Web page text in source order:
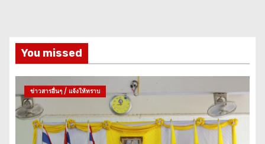
You missed
ข่าวสารอื่นๆ / แจ้งให้ทราบ